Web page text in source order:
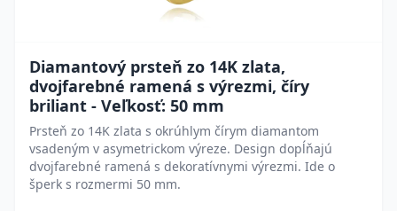
Diamantový prsteň zo 14K zlata,
dvojfarebné ramená s výrezmi, číry
briliant - Veľkosť: 50 mm
Prsteň zo 14K zlata s okrúhlym čírym diamantom
vsadeným v asymetrickom výreze. Design dopĺňajú
dvojfarebné ramená s dekoratívnymi výrezmi. Ide o
šperk s rozmermi 50 mm.